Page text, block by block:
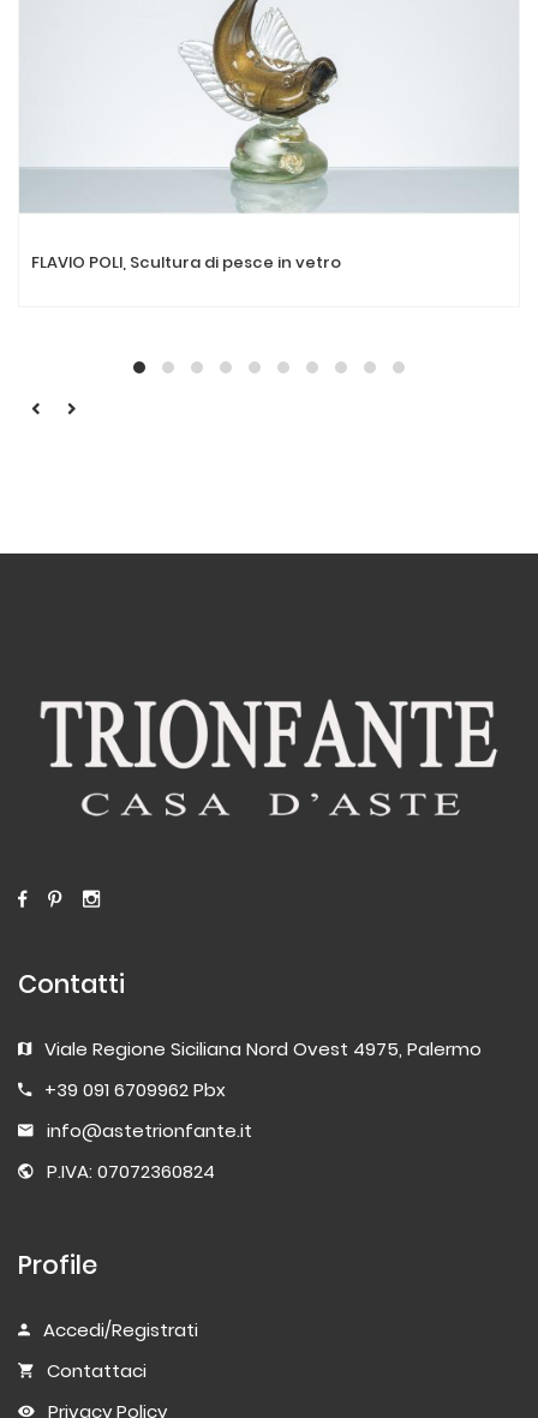
FLAVIO POLI, Scultura di pesce in vetro
Contatti
Viale Regione Siciliana Nord Ovest 4975, Palermo
+39 091 6709962 Pbx
info@astetrionfante.it
P.IVA: 07072360824
Profile
Accedi/Registrati
Contattaci
Privacy Policy